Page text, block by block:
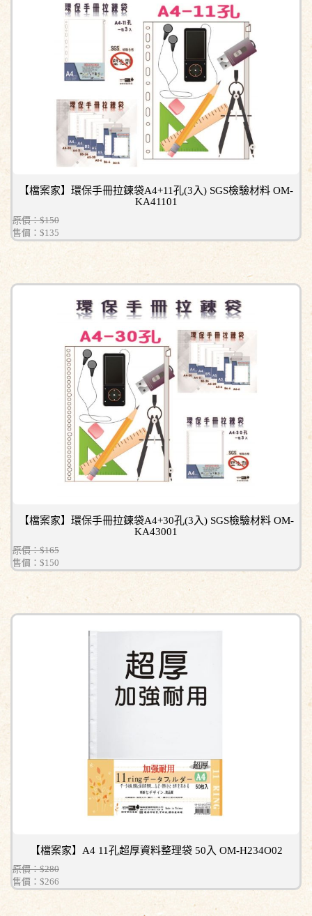
【檔案家】環保手冊拉鍊袋A4+11孔(3入) SGS檢驗材料 OM-
KA41101
原價：$150
售價： $135
【檔案家】環保手冊拉鍊袋A4+30孔(3入) SGS檢驗材料 OM-
KA43001
原價：$165
售價： $150
【檔案家】A4 11孔超厚資料整理袋 50入 OM-H234O02
原價：$280
售價： $266